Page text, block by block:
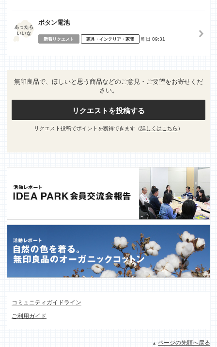
ボタン電池
新着リクエスト 家具・インテリア・家電 昨日 09:31
無印良品で、ほしいと思う商品などのご意見・ご要望をお寄せくだ
さい。
リクエストを投稿する
リクエスト投稿でポイントを獲得できます（詳しくはこちら ）
コミュニティガイドライン
ご利用ガイド
ページの先頭へ戻る